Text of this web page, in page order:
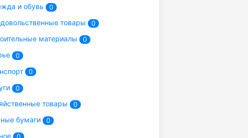
и обувь 0
товары 0
материалы 0
0
0
0
товары 0
бумаги 0